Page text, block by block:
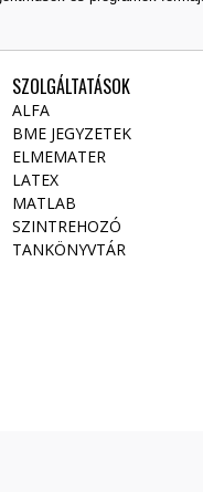
SZOLGÁLTATÁSOK
ALFA
BME JEGYZETEK
ELMEMATER
LATEX
MATLAB
SZINTREHOZÓ
TANKÖNYVTÁR